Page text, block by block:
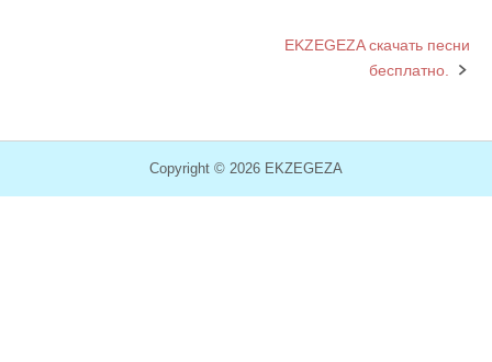
EKZEGEZA скачать песни
бесплатно.
Copyright © 2026 EKZEGEZA